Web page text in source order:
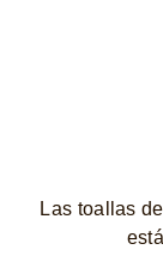
Las toallas